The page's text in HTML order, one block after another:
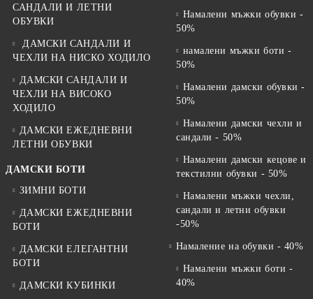
САНДАЛИ И ЛЕТНИ
ОБУВКИ
ДАМСКИ САНДАЛИ И
ЧЕХЛИ НА НИСКО ХОДИЛО
ДАМСКИ САНДАЛИ И
ЧЕХЛИ НА ВИСОКО
ХОДИЛО
ДАМСКИ ЕЖЕДНЕВНИ
ЛЕТНИ ОБУВКИ
ДАМСКИ БОТИ
ЗИМНИ БОТИ
ДАМСКИ ЕЖЕДНЕВНИ
БОТИ
ДАМСКИ ЕЛЕГАНТНИ
БОТИ
ДАМСКИ КУБИНКИ
Намалени мъжки обувки -
50%
намалени мъжки боти -
50%
Намалени дамски обувки -
50%
Намалени дамски чехли и
сандали - 50%
Намалени дамски кецове и
текстилни обувки - 50%
Намалени мъжки чехли,
сандали и летни обувки
-50%
Намаление на обувки - 40%
Намалени мъжки боти -
40%